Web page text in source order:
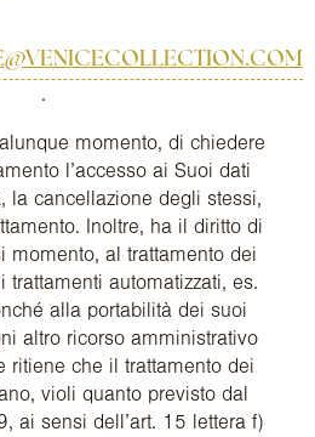
.
momento, di chiedere
l’accesso ai Suoi dati
la cancellazione degli stessi,
Inoltre, ha il diritto di
momento, al trattamento dei
automatizzati, es.
alla portabilità dei suoi
altro ricorso amministrativo
ritiene che il trattamento dei
violi quanto previsto dal
ai sensi dell’art. 15 lettera f)